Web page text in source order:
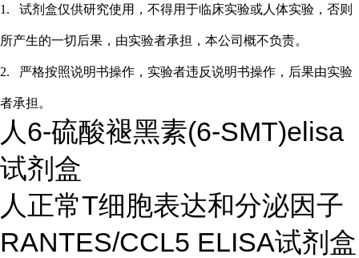
1. 试剂盒仅供研究使用，不得用于临床实验或人 体实验，否则
所产生的一切后果，由实验者承担，本公司概不负责。
2. 严格按照说明书操作，实验者违反说明书操作，后果由实验
者承担。
人6-硫酸褪黑素(6-SMT)elisa
试剂盒
人正常T细胞表达和分泌因子
RANTES/CCL5 ELISA试剂盒